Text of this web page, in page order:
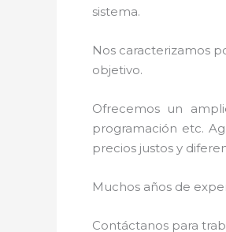
sistema.
Nos caracterizamos
objetivo.
Ofrecemos un
programación etc.
precios justos y
Muchos años de
Contáctanos para